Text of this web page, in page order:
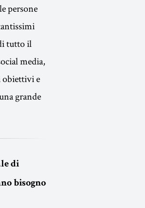
persone
tutto il
media,
obiettivi e
grande
di
bisogno